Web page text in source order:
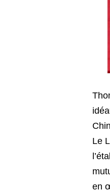
Le
en